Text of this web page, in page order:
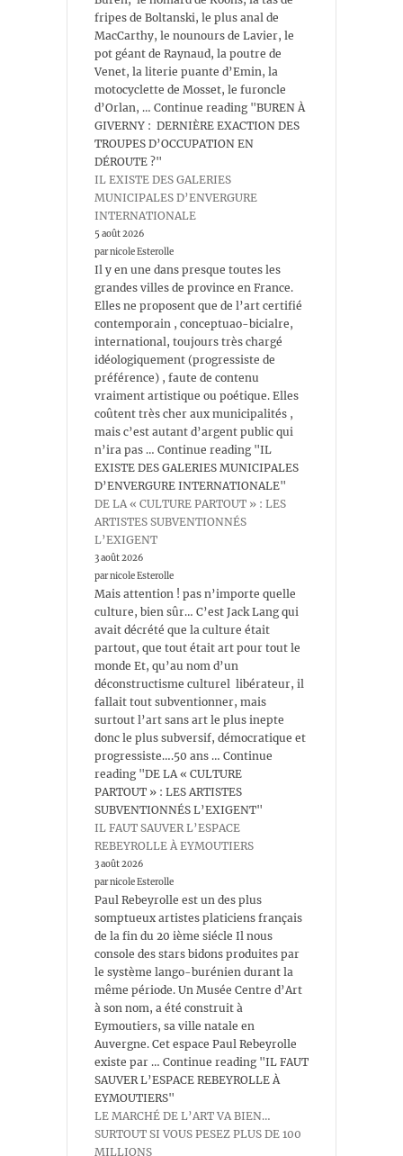
fripes de Boltanski, le plus anal de
MacCarthy, le nounours de Lavier, le
pot géant de Raynaud, la poutre de
Venet, la literie puante d’Emin, la
motocyclette de Mosset, le furoncle
d’Orlan, … Continue reading "BUREN À
GIVERNY : DERNIÈRE EXACTION DES
TROUPES D’OCCUPATION EN
DÉROUTE ?"
IL EXISTE DES GALERIES
MUNICIPALES D’ENVERGURE
INTERNATIONALE
5 août 2026
par nicole Esterolle
Il y en une dans presque toutes les
grandes villes de province en France.
Elles ne proposent que de l’art certifié
contemporain , conceptuao-bicialre,
international, toujours très chargé
idéologiquement (progressiste de
préférence) , faute de contenu
vraiment artistique ou poétique. Elles
coûtent très cher aux municipalités ,
mais c’est autant d’argent public qui
n’ira pas … Continue reading "IL
EXISTE DES GALERIES MUNICIPALES
D’ENVERGURE INTERNATIONALE"
DE LA « CULTURE PARTOUT » : LES
ARTISTES SUBVENTIONNÉS
L’EXIGENT
3 août 2026
par nicole Esterolle
Mais attention ! pas n’importe quelle
culture, bien sûr… C’est Jack Lang qui
avait décrété que la culture était
partout, que tout était art pour tout le
monde Et, qu’au nom d’un
déconstructisme culturel libérateur, il
fallait tout subventionner, mais
surtout l’art sans art le plus inepte
donc le plus subversif, démocratique et
progressiste….50 ans … Continue
reading "DE LA « CULTURE
PARTOUT » : LES ARTISTES
SUBVENTIONNÉS L’EXIGENT"
IL FAUT SAUVER L’ESPACE
REBEYROLLE À EYMOUTIERS
3 août 2026
par nicole Esterolle
Paul Rebeyrolle est un des plus
somptueux artistes platiciens français
de la fin du 20 ième siécle Il nous
console des stars bidons produites par
le système lango-burénien durant la
même période. Un Musée Centre d’Art
à son nom, a été construit à
Eymoutiers, sa ville natale en
Auvergne. Cet espace Paul Rebeyrolle
existe par … Continue reading "IL FAUT
SAUVER L’ESPACE REBEYROLLE À
EYMOUTIERS"
LE MARCHÉ DE L’ART VA BIEN…
SURTOUT SI VOUS PESEZ PLUS DE 100
MILLIONS